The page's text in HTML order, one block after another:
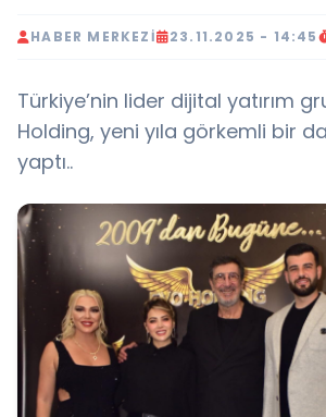
HABER MERKEZI 23.11.2025 - 14:45
Türkiye’nin lider dijital yatırım
Holding, yeni yıla görkemli bir
yaptı..